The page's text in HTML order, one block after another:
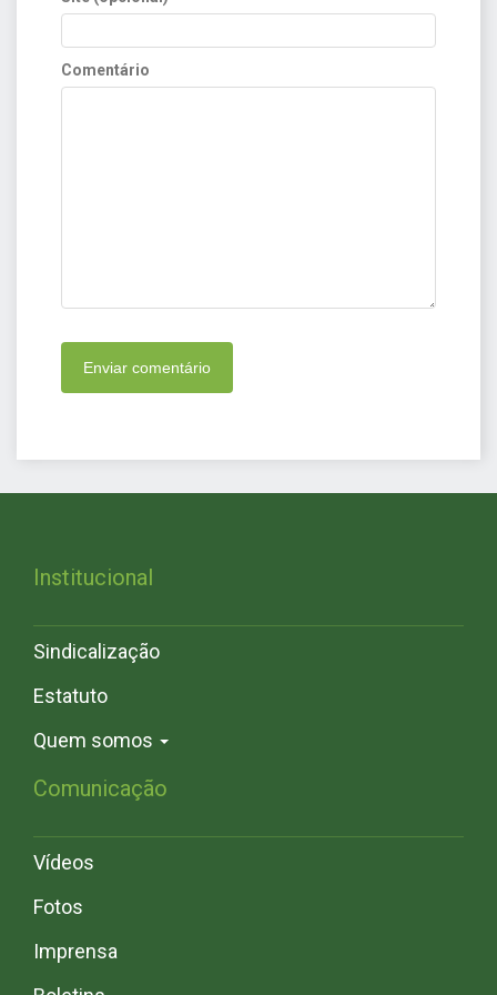
Comentário
Institucional
Sindicalização
Estatuto
Quem somos
Comunicação
Vídeos
Fotos
Imprensa